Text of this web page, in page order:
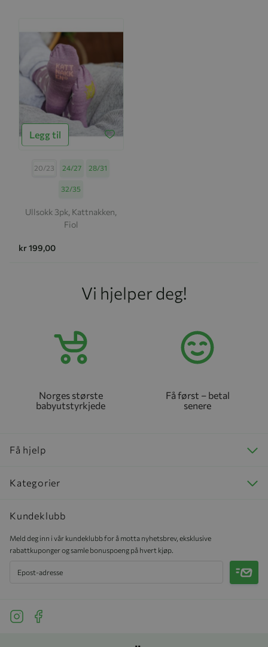
Legg til
Størrelse
20/23 24/27 28/31
32/35
Ullsokk 3pk, Kattnakken,
Fiol
kr 199,00
Vi hjelper deg!
Norges største
babyutstyrkjede
Få først – betal
senere
Få hjelp
Kategorier
Kundeklubb
Meld deg inn i vår kundeklubb for å motta nyhetsbrev, eksklusive
rabattkuponger og samle bonuspoeng på hvert kjøp.
Meld
See our Instagram
See our Facebook